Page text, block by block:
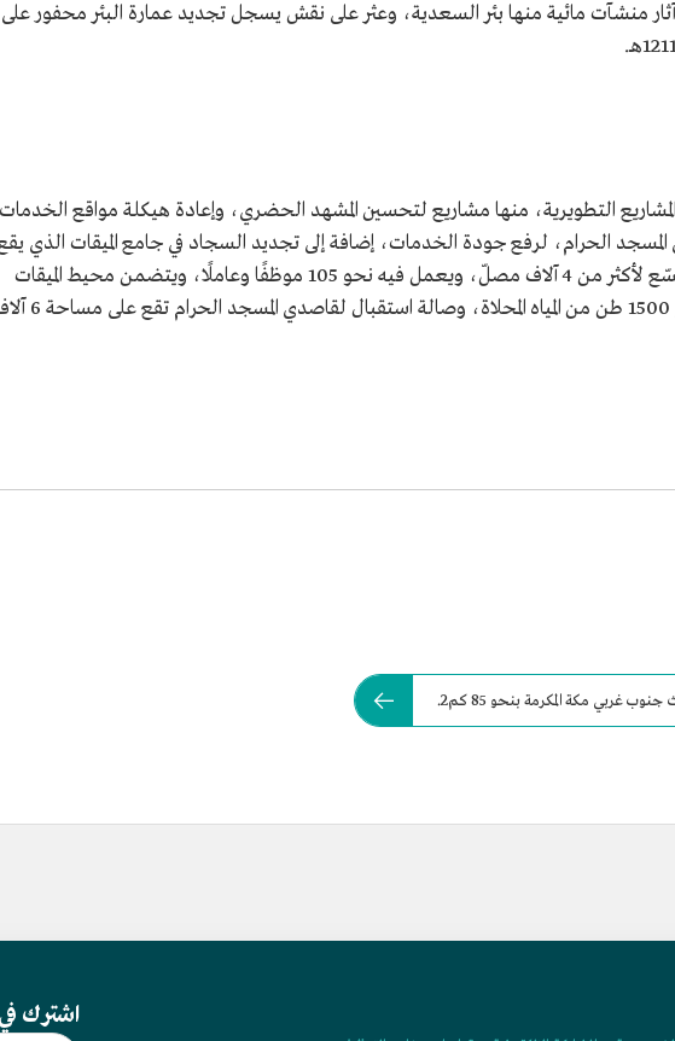
منشآت مائية منها بئر السعدية، وعثر على نقش يسجل تجديد عمارة البئر محفور على
التطويرية، منها مشاريع لتحسين المشهد الحضري، وإعادة هيكلة مواقع الخدمات
المسجد الحرام، لرفع جودة الخدمات، إضافة إلى تجديد السجاد في جامع الميقات الذي
على مساحة 10 آلاف م2، ويتسّع لأكثر من 4 آلاف مصلّ، ويعمل فيه نحو 105 موظفًا وعاملًا، ويتضمن محيط الميقات
محطةً لتحلية المياه تضخ نحو 1500 طن من المياه المحلاة، وصالة استقبال
غربي مكة المكرمة بنحو 85 كم2.
اشترك